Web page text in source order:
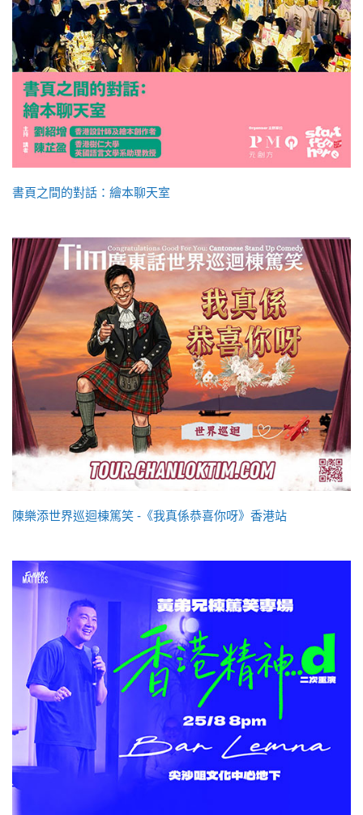
書頁之間的對話：繪本聊天室
陳樂添世界巡迴棟篤笑 -《我真係恭喜你呀》香港站